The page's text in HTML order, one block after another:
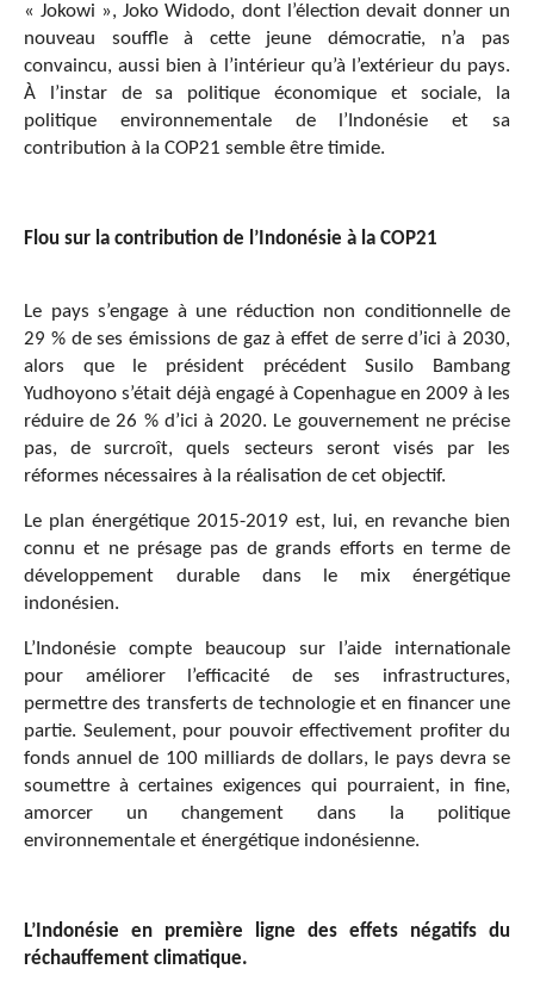
« Jokowi », Joko Widodo, dont l’élection devait donner un
nouveau souffle à cette jeune démocratie, n’a pas
convaincu, aussi bien à l’intérieur qu’à l’extérieur du pays.
À l’instar de sa politique économique et sociale, la
politique environnementale de l’Indonésie et sa
contribution à la COP21 semble être timide.
Flou sur la contribution de l’Indonésie à la COP21
Le pays s’engage à une réduction non conditionnelle de
29 % de ses émissions de gaz à effet de serre d’ici à 2030,
alors que le président précédent Susilo Bambang
Yudhoyono s’était déjà engagé à Copenhague en 2009 à les
réduire de 26 % d’ici à 2020. Le gouvernement ne précise
pas, de surcroît, quels secteurs seront visés par les
réformes nécessaires à la réalisation de cet objectif.
Le plan énergétique 2015-2019 est, lui, en revanche bien
connu et ne présage pas de grands efforts en terme de
développement durable dans le mix énergétique
indonésien.
L’Indonésie compte beaucoup sur l’aide internationale
pour améliorer l’efficacité de ses infrastructures,
permettre des transferts de technologie et en financer une
partie. Seulement, pour pouvoir effectivement profiter du
fonds annuel de 100 milliards de dollars, le pays devra se
soumettre à certaines exigences qui pourraient, in fine,
amorcer un changement dans la politique
environnementale et énergétique indonésienne.
L’Indonésie en première ligne des effets négatifs du
réchauffement climatique.